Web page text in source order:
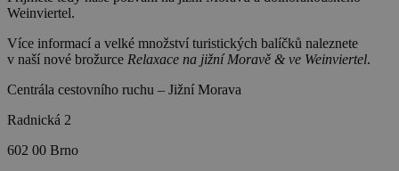
Weinviertel.
Více informací a velké množství turistických balíčků naleznete
v naší nové brožurce Relaxace na jižní Moravě & ve Weinviertel.
Centrála cestovního ruchu – Jižní Morava
Radnická 2
602 00 Brno